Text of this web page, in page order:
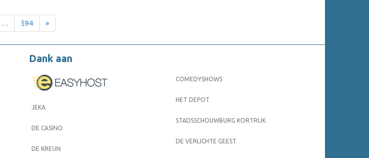
… 594 »
Dank aan
JEKA
DE CASINO
DE KREUN
COMEDYSHOWS
HET DEPOT
STADSSCHOUWBURG KORTRIJK
DE VERLICHTE GEEST